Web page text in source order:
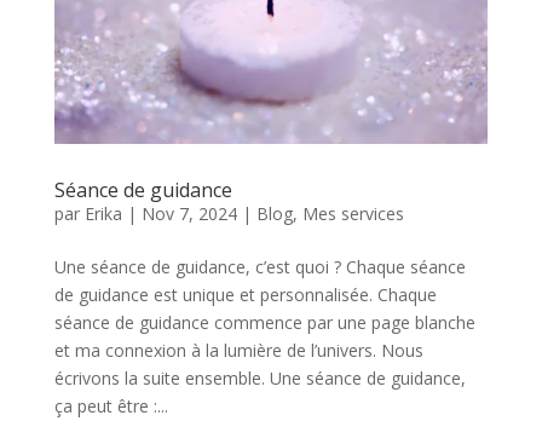
Séance de guidance
par Erika | Nov 7, 2024| Blog, Mes services
Une séance de guidance, c’est quoi ? Chaque séance
de guidance est unique et personnalisée. Chaque
séance de guidance commence par une page blanche
et ma connexion à la lumière de l’univers. Nous
écrivons la suite ensemble. Une séance de guidance,
ça peut être :...